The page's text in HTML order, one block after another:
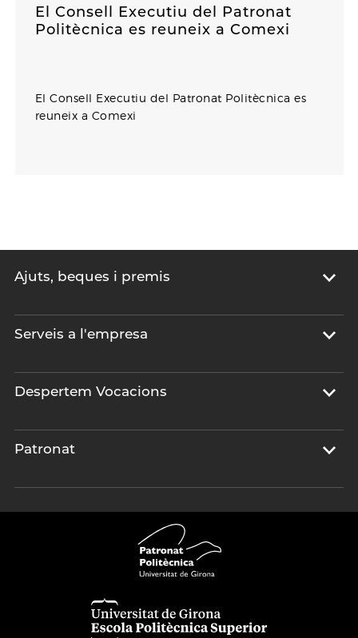
El Consell Executiu del Patronat
Politècnica es reuneix a Comexi
El Consell Executiu del Patronat Politècnica es
reuneix a Comexi
Ajuts, beques i premis
Serveis a l'empresa
Despertem Vocacions
Patronat